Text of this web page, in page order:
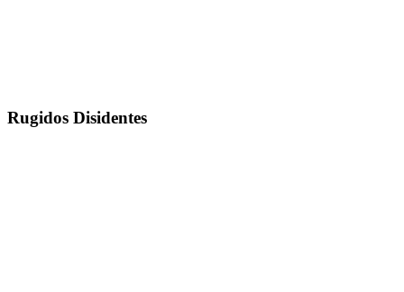
Rugidos Disidentes